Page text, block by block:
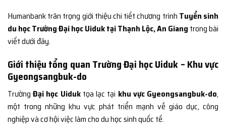
Humanbank trân trọng giới thiệu chi tiết chương trình Tuyển sinh
du học Trường Đại học Uiduk tại Thạnh Lộc, An Giang trong bài
viết dưới đây.
Giới thiệu tổng quan Trường Đại học Uiduk – Khu vực
Gyeongsangbuk-do
TrườngĐại học Uiduktọa lạc tại khu vực Gyeongsangbuk-do,
một trong những khu vực phát triển mạnh về giáo dục, công
nghiệp và cơ hội việc làm cho du học sinh quốc tế.